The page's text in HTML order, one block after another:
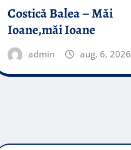
Costică Balea – Măi
Ioane,măi Ioane
admin aug. 6, 2026